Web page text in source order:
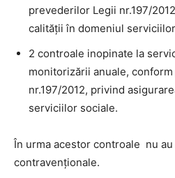
prevederilor Legii nr.197/
calității în domeniul
2 controale inopinate la
monitorizării anuale,
nr.197/2012, privind
serviciilor sociale.
În urma acestor controale nu
contravenționale.